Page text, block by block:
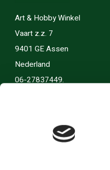
Art & Hobby Winkel
Vaart z.z. 7
9401 GE Assen
Nederland
06-27837449.